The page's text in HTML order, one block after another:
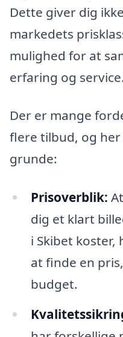
Dette giver dig
markedets
mulighed for at
erfaring og service.
Der er mange
flere tilbud, og
grunde:
Prisoverblik:
dig et klart
i Skibet
at finde en
budget.